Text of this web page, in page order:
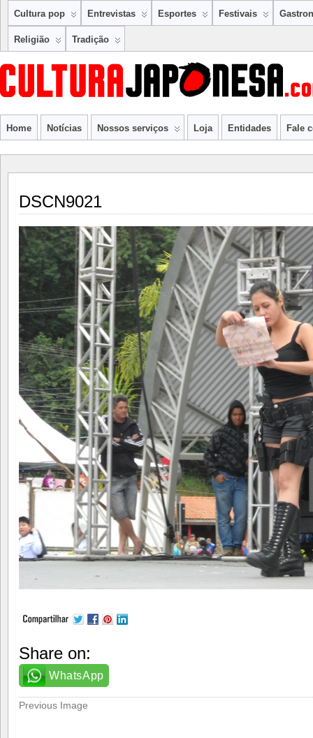
Cultura pop Entrevistas Esportes Festivais
Religião Tradição
Home Notícias Nossos serviços Loja Entidades Fale
DSCN9021
Share on:
WhatsApp
Previous Image